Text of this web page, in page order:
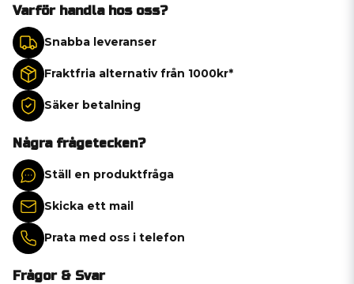
Varför handla hos oss?
Snabba leveranser
Fraktfria alternativ från 1000kr*
Säker betalning
Några frågetecken?
Ställ en produktfråga
Skicka ett mail
Prata med oss i telefon
Frågor & Svar